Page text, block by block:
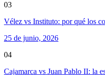
03
Vélez vs Instituto: por qué los
25 de junio, 2026
04
Cajamarca vs Juan Pablo II: la